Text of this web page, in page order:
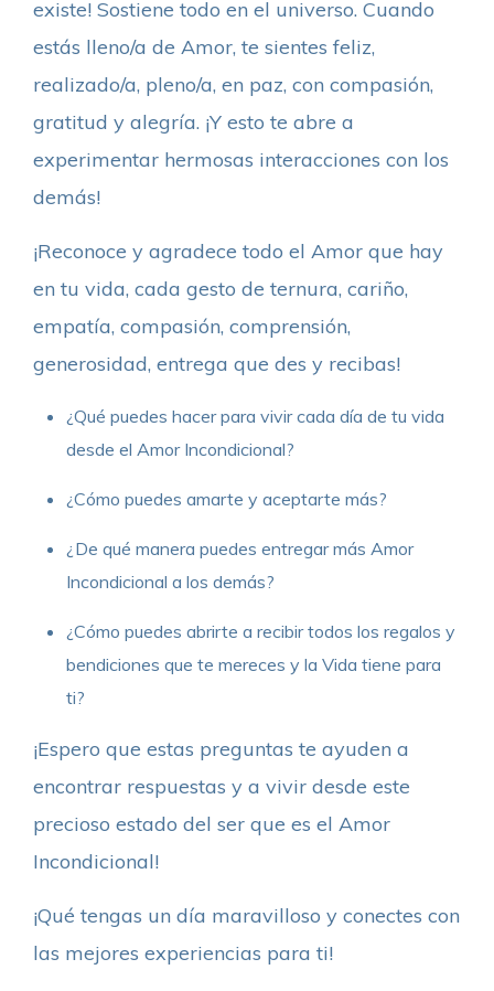
existe! Sostiene todo en el universo. Cuando
estás lleno/a de Amor, te sientes feliz,
realizado/a, pleno/a, en paz, con compasión,
gratitud y alegría. ¡Y esto te abre a
experimentar hermosas interacciones con los
demás!
¡Reconoce y agradece todo el Amor que hay
en tu vida, cada gesto de ternura, cariño,
empatía, compasión, comprensión,
generosidad, entrega que des y recibas!
¿Qué puedes hacer para vivir cada día de tu vida
desde el Amor Incondicional?
¿Cómo puedes amarte y aceptarte más?
¿De qué manera puedes entregar más Amor
Incondicional a los demás?
¿Cómo puedes abrirte a recibir todos los regalos y
bendiciones que te mereces y la Vida tiene para
ti?
¡Espero que estas preguntas te ayuden a
encontrar respuestas y a vivir desde este
precioso estado del ser que es el Amor
Incondicional!
¡Qué tengas un día maravilloso y conectes con
las mejores experiencias para ti!